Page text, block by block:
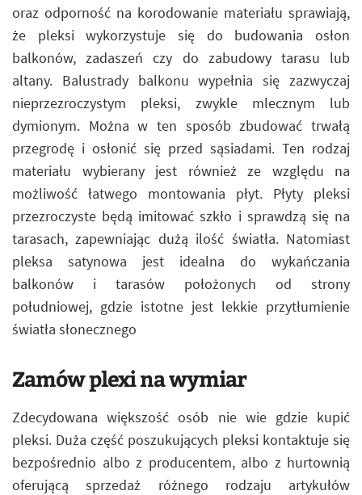
oraz odporność na korodowanie materiału sprawiają,
że pleksi wykorzystuje się do budowania osłon
balkonów, zadaszeń czy do zabudowy tarasu lub
altany. Balustrady balkonu wypełnia się zazwyczaj
nieprzezroczystym pleksi, zwykle mlecznym lub
dymionym. Można w ten sposób zbudować trwałą
przegrodę i osłonić się przed sąsiadami. Ten rodzaj
materiału wybierany jest również ze względu na
możliwość łatwego montowania płyt. Płyty pleksi
przezroczyste będą imitować szkło i sprawdzą się na
tarasach, zapewniając dużą ilość światła. Natomiast
pleksa satynowa jest idealna do wykańczania
balkonów i tarasów położonych od strony
południowej, gdzie istotne jest lekkie przytłumienie
światła słonecznego
Zamów plexi na wymiar
Zdecydowana większość osób nie wie gdzie kupić
pleksi. Duża część poszukujących pleksi kontaktuje się
bezpośrednio albo z producentem, albo z hurtownią
oferującą sprzedaż różnego rodzaju artykułów